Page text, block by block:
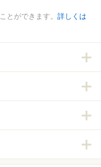
とができます。 詳しくは